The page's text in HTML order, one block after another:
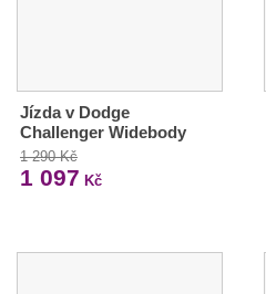
Jízda v Dodge
Challenger Widebody
1 290 Kč
1 097 Kč